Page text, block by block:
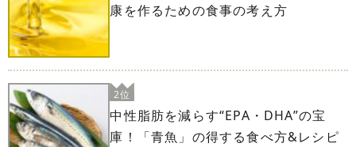
康を作るための食事の考え方
2位
中性脂肪を減らす“EPA・DHA”の宝
庫！「青魚」の得する食べ方&レシピ